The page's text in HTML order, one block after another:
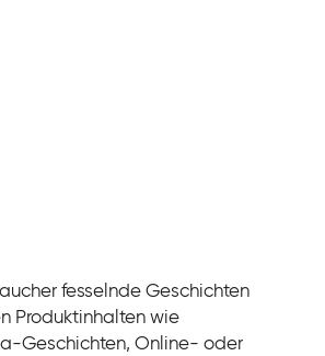
fesselnde Geschichten
Produktinhalten wie
Geschichten, Online- oder